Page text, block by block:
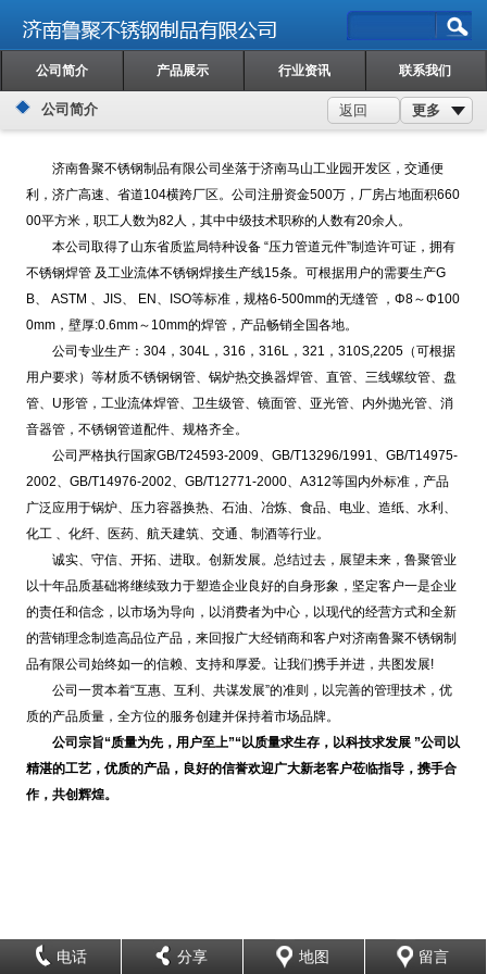
公司简介 产品展示 行业资讯 联系我们
公司简介 更多
返回
济南鲁聚不锈钢制品有限公司坐落于济南马山工业园开发区，交通便
利，济广高速、省道104横跨厂区。公司注册资金500万，厂房占地面积660
00平方米，职工人数为82人，其中中级技术职称的人数有20余人。
本公司取得了山东省质监局特种设备 “压力管道元件”制造许可证，拥有
不锈钢焊管 及工业流体不锈钢焊接生产线15条。可根据用户的需要生产G
B、 ASTM 、JIS、 EN、ISO等标准，规格6-500mm的无缝管 ，Φ8～Φ100
0mm，壁厚:0.6mm～10mm的焊管，产品畅销全国各地。
公司专业生产：304，304L，316，316L，321，310S,2205（可根据
用户要求）等材质不锈钢钢管、锅炉热交换器焊管、直管、三线螺纹管、盘
管、U形管，工业流体焊管、卫生级管、镜面管、亚光管、内外抛光管、消
音器管，不锈钢管道配件、规格齐全。
公司严格执行国家GB/T24593-2009、GB/T13296/1991、GB/T14975-
2002、GB/T14976-2002、GB/T12771-2000、A312等国内外标准，产品
广泛应用于锅炉、压力容器换热、石油、冶炼、食品、电业、造纸、水利、
化工 、化纤、医药、航天建筑、交通、制酒等行业。
诚实、守信、开拓、进取。创新发展。总结过去，展望未来，鲁聚管业
以十年品质基础将继续致力于塑造企业良好的自身形象，坚定客户一是企业
的责任和信念，以市场为导向，以消费者为中心，以现代的经营方式和全新
的营销理念制造高品位产品，来回报广大经销商和客户对济南鲁聚不锈钢制
品有限公司始终如一的信赖、支持和厚爱。让我们携手并进，共图发展!
公司一贯本着“互惠、互利、共谋发展”的准则，以完善的管理技术，优
质的产品质量，全方位的服务创建并保持着市场品牌。
公司宗旨“质量为先，用户至上”“以质量求生存，以科技求发展 ”公司以
精湛的工艺，优质的产品，良好的信誉欢迎广大新老客户莅临指导，携手合
作，共创辉煌。
电话 分享 地图 留言